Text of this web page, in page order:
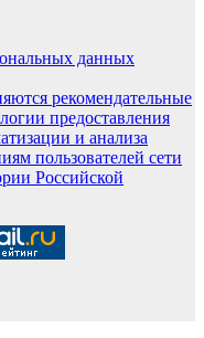
данных
рекомендательные
предоставления
и анализа
пользователей сети
Российской